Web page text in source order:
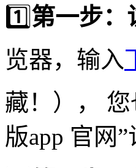
1️⃣第一步：
览器，输入
藏！），
版app 官网”